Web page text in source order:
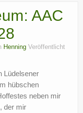
AAC
Henning Veröffentlicht
Lüdelsener
hübschen
neben mir
der mir